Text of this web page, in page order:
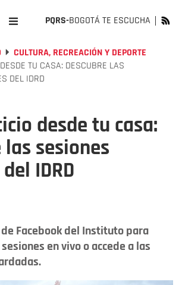
PQRS-BOGOTÁ TE ESCUCHA
CULTURA, RECREACIÓN Y DEPORTE
TU CASA: DESCUBRE LAS
DEL IDRD
desde tu casa:
las sesiones
IDRD
Facebook del Instituto para
en vivo o accede a las